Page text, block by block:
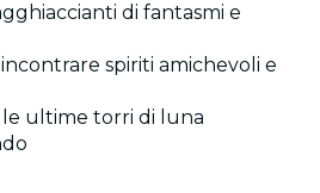
di fantasmi e
spiriti amichevoli e
ultime torri di luna